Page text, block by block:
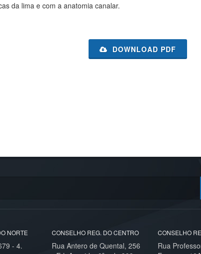
da lima e com a anatomia canalar.
DOWNLOAD PDF
NORTE
- 4.
CONSELHO REG. DO CENTRO
Rua Antero de Quental, 256
CONSELHO
Rua